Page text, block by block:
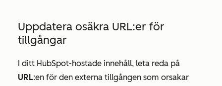
Uppdatera osäkra URL:er för
tillgångar
I ditt HubSpot-hostade innehåll, leta reda på
URL:en för den externa tillgången som orsakar